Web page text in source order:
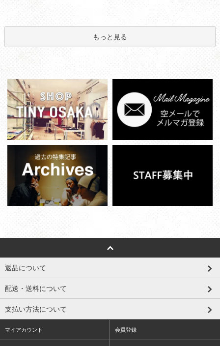
もっと見る
返品について
配送・送料について
支払い方法について
マイアカウント 会員登録